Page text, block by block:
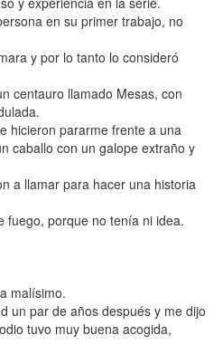
en su primer trabajo, no
y por lo tanto lo consideró
centauro llamado Mesas, con
hicieron pararme frente a una
caballo con un galope extraño y
a llamar para hacer una historia
fuego, porque no tenía ni idea.
malísimo.
un par de años después y me dijo
tuvo muy buena acogida,